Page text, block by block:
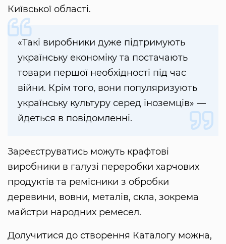
Київської області.
«Такі виробники дуже підтримують
українську економіку та постачають
товари першої необхідності під час
війни. Крім того, вони популяризують
українську культуру серед іноземців» —
йдеться в повідомленні.
Зареєструватись можуть крафтові
виробники в галузі переробки харчових
продуктів та ремісники з обробки
деревини, вовни, металів, скла, зокрема
майстри народних ремесел.
Долучитися до створення Каталогу можна,